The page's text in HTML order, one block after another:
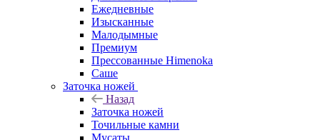
Ежедневные
Изысканные
Малодымные
Премиум
Прессованные Himenoka
Саше
Заточка ножей
Назад
Заточка ножей
Точильные камни
Мусаты